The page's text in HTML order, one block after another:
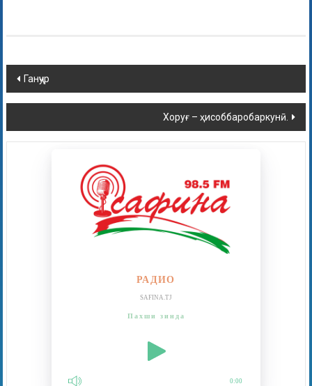
Ганҷур
Хоруғ – ҳисоббаробаркунӣ.
РАДИО
SAFINA.TJ
Пахши зинда
0:00